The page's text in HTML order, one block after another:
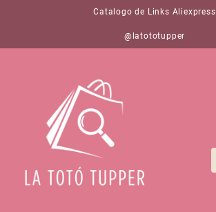
Catalogo de Links Aliexpress
@latototupper